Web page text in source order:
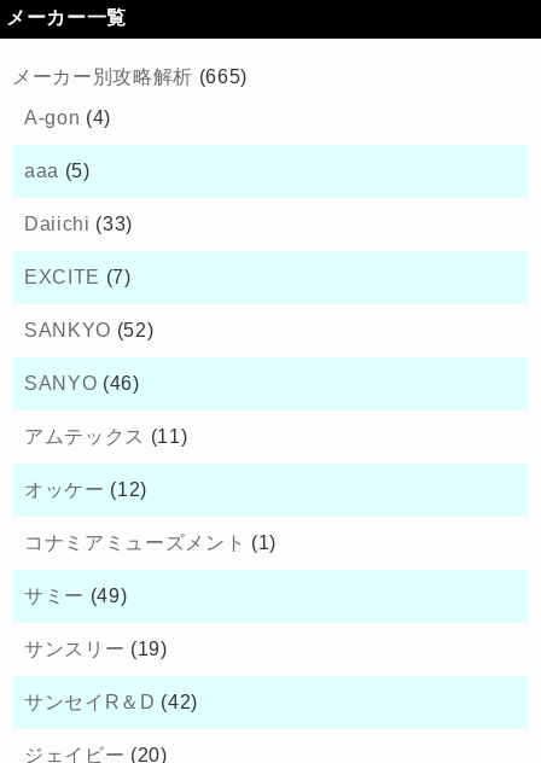
メーカー一覧
メーカー別攻略解析 (665)
A-gon (4)
aaa (5)
Daiichi (33)
EXCITE (7)
SANKYO (52)
SANYO (46)
アムテックス (11)
オッケー (12)
コナミアミューズメント (1)
サミー (49)
サンスリー (19)
サンセイR＆D (42)
ジェイビー (20)